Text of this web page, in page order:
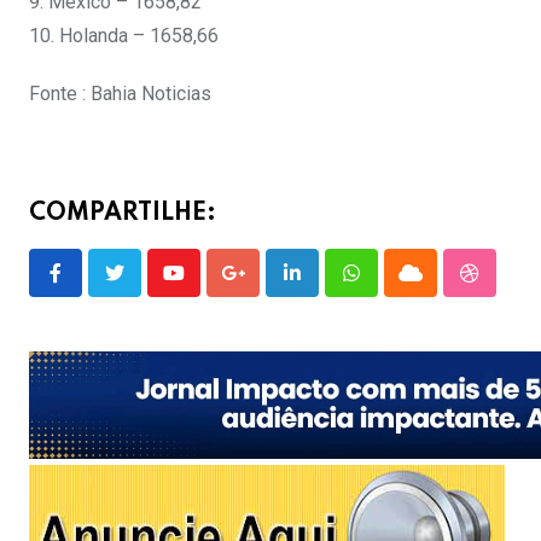
10. Holanda – 1658,66
Fonte : Bahia Noticias
COMPARTILHE:
YoutubeGoogle+LinkedInWhatsappCloud